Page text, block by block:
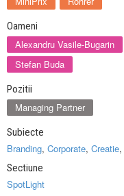
Oameni
Alexandru Vasile-Bugarin
Stefan Buda
Pozitii
Managing Partner
Subiecte
Branding, Corporate, Creatie,
Sectiune
SpotLight